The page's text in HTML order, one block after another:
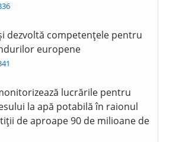
dezvoltă competențele pentru
europene
lucrările pentru
la apă potabilă în raionul
de aproape 90 de milioane de